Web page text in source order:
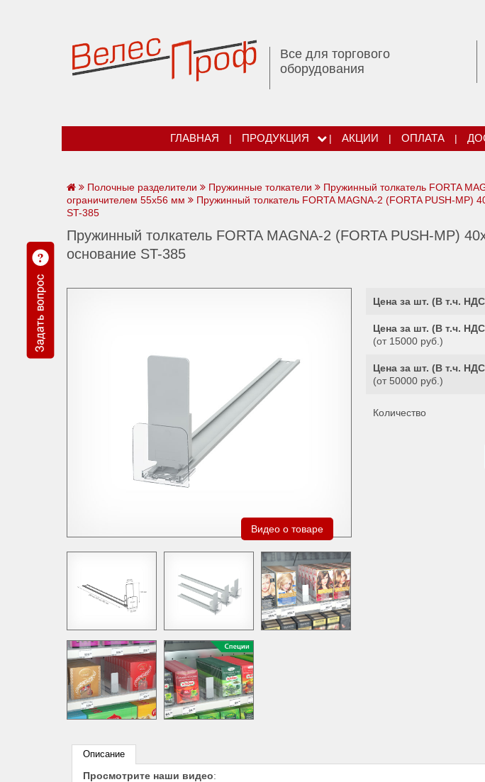
Все для торгового
оборудования
ГЛАВНАЯ | ПРОДУКЦИЯ | АКЦИИ | ОПЛАТА |
Полочные разделители Пружинные толкатели
Пружинный толкатель FORTA
ограничителем 55х56 мм
Пружинный толкатель FORTA MAGNA-2 (FORTA PUSH-МP)
ST-385
Пружинный толкатель FORTA MAGNA-2 (FORTA PUSH-МP)
основание ST-385
Видео о товаре
Цена за шт. (В т.ч. НДС
Цена за шт. (В т.ч. НДС
(от 15000 руб.)
Цена за шт. (В т.ч. НДС
(от 50000 руб.)
Количество
Описание
Просмотрите наши видео: